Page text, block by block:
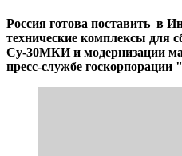
Россия готова поставить в
технические комплексы для
Су-30МКИ и модернизации
пресс-службе госкорпорации